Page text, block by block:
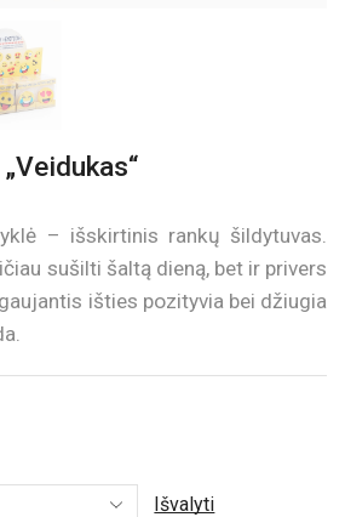
– išskirtinis rankų šildytuvas.
sušilti šaltą dieną, bet ir privers
išties pozityvia bei džiugia
Išvalyti